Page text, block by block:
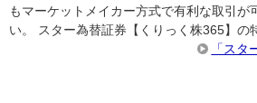
もマーケットメイカー方式で有利な取引
い。 スター為替証券【くりっく株365】の
「ス